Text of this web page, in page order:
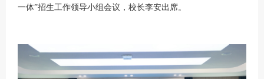
一体”招生工作领导小组会议，校长李安出席。